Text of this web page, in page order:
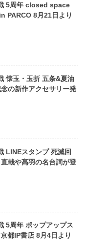
5周年 closed space
PARCO 8月21日より
懐玉・玉折 五条&夏油
の新作アクセサリー発
LINEスタンプ 死滅回
哉や髙羽の名台詞が登
5周年 ポップアップス
都IP書店 8月4日より